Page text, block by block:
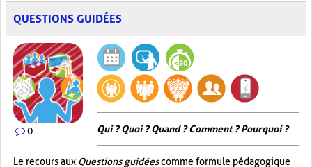
QUESTIONS GUIDÉES
0 Qui ? Quoi ? Quand ? Comment ? Pourquoi ?
Le recours aux Questions guidéescomme formule pédagogique